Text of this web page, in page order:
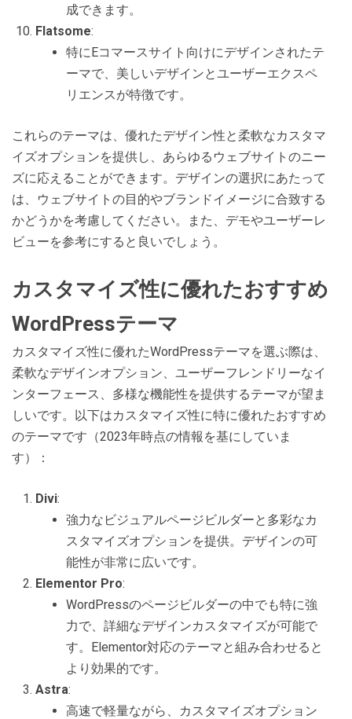
成できます。
Flatsome:
特にEコマースサイト向けにデザインされたテ
ーマで、美しいデザインとユーザーエクスペ
リエンスが特徴です。
これらのテーマは、優れたデザイン性と柔軟なカスタマ
イズオプションを提供し、あらゆるウェブサイトのニー
ズに応えることができます。デザインの選択にあたって
は、ウェブサイトの目的やブランドイメージに合致する
かどうかを考慮してください。また、デモやユーザーレ
ビューを参考にすると良いでしょう。
カスタマイズ性に優れたおすすめ
WordPressテーマ
カスタマイズ性に優れたWordPressテーマを選ぶ際は、
柔軟なデザインオプション、ユーザーフレンドリーなイ
ンターフェース、多様な機能性を提供するテーマが望ま
しいです。以下はカスタマイズ性に特に優れたおすすめ
のテーマです（2023年時点の情報を基にしていま
す）：
Divi:
強力なビジュアルページビルダーと多彩なカ
スタマイズオプションを提供。デザインの可
能性が非常に広いです。
Elementor Pro:
WordPressのページビルダーの中でも特に強
力で、詳細なデザインカスタマイズが可能で
す。Elementor対応のテーマと組み合わせると
より効果的です。
Astra:
高速で軽量ながら、カスタマイズオプション